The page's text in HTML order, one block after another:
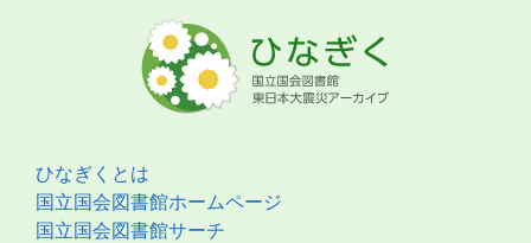
ひなぎくとは
国立国会図書館ホームページ
国立国会図書館サーチ